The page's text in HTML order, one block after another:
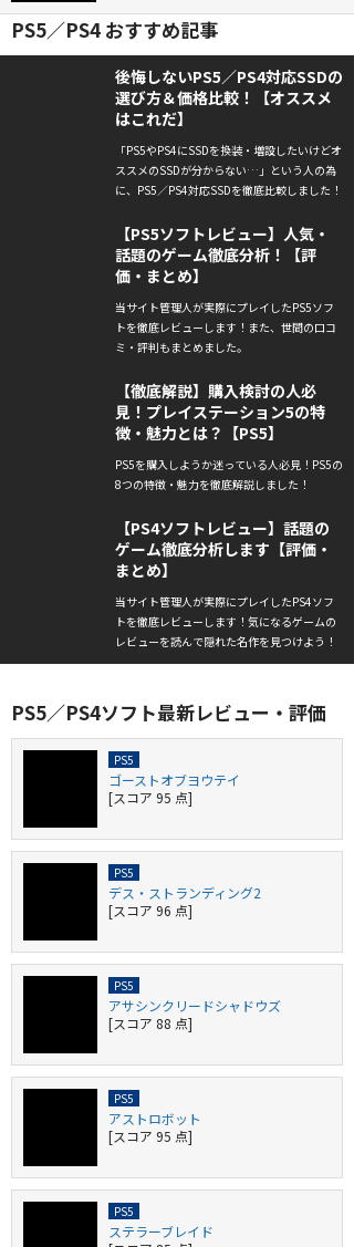
PS5／PS4 おすすめ記事
後悔しないPS5／PS4対応SSDの
選び方＆価格比較！【オススメ
はこれだ】
「PS5やPS4にSSDを換装・増設したいけどオ
ススメのSSDが分からない…」という人の為
に、PS5／PS4対応SSDを徹底比較しました！
【PS5ソフトレビュー】人気・
話題のゲーム徹底分析！【評
価・まとめ】
当サイト管理人が実際にプレイしたPS5ソフ
トを徹底レビューします！また、世間の口コ
ミ・評判もまとめました。
【徹底解説】購入検討の人必
見！プレイステーション5の特
徴・魅力とは？【PS5】
PS5を購入しようか迷っている人必見！PS5の
8つの特徴・魅力を徹底解説しました！
【PS4ソフトレビュー】話題の
ゲーム徹底分析します【評価・
まとめ】
当サイト管理人が実際にプレイしたPS4ソフ
トを徹底レビューします！気になるゲームの
レビューを読んで隠れた名作を見つけよう！
PS5／PS4ソフト最新レビュー・評価
ゴーストオブヨウテイ
[スコア 95 点]
デス・ストランディング2
[スコア 96 点]
アサシンクリードシャドウズ
[スコア 88 点]
アストロボット
[スコア 95 点]
ステラーブレイド